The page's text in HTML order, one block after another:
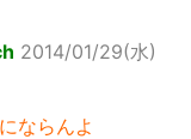
2014/01/29(水)
ならんよ